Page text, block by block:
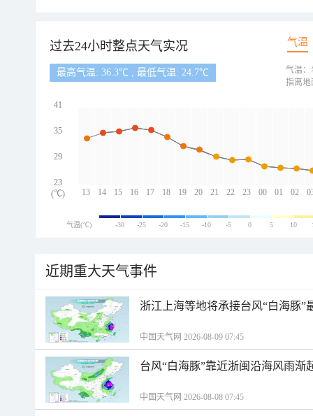
过去24小时整点天气实况 气温
最高气温: 36.3℃ , 最低气温: 24.7℃
13 14 15 16 17 18 19 20 21 22 23 00 01 02
41
35
29
23
(℃)
气温：
指离地
气温(℃) -30 -25 -20 -15 -10 -5 0 5 10
近期重大天气事件
浙江上海等地将承接台风“白海豚”
中国天气网 2026-08-09 07:45
台风“白海豚”靠近浙闽沿海风雨渐
中国天气网 2026-08-08 07:45